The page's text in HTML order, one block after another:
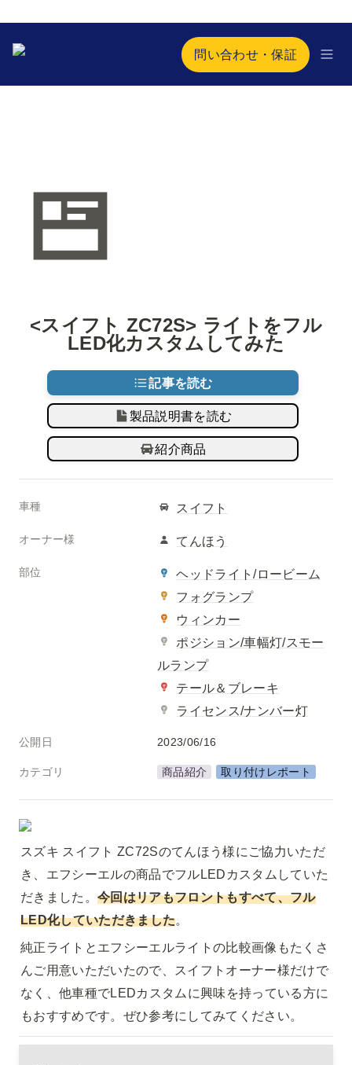
問い合わせ・保証
<スイフト ZC72S> ライトをフル
LED化カスタムしてみた
記事を読む
製品説明書を読む
紹介商品
車種 スイフト
オーナー様 てんほう
部位
ヘッドライト/ロービーム
フォグランプ
ウィンカー
ポジション/車幅灯/スモー
ルランプ
テール＆ブレーキ
ライセンス/ナンバー灯
公開日 2023/06/16
カテゴリ 商品紹介 取り付けレポート
スズキ スイフト ZC72Sのてんほう様にご協力いただ
き、エフシーエルの商品でフルLEDカスタムしていた
だきました。 今回はリアもフロントもすべて、フル
LED化していただきました。
純正ライトとエフシーエルライトの比較画像もたくさ
んご用意いただいたので、スイフトオーナー様だけで
なく、他車種でLEDカスタムに興味を持っている方に
もおすすめです。ぜひ参考にしてみてください。